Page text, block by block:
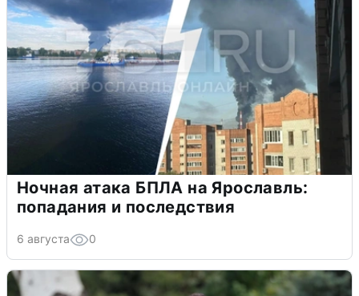
Ночная атака БПЛА на Ярославль:
попадания и последствия
6 августа 0